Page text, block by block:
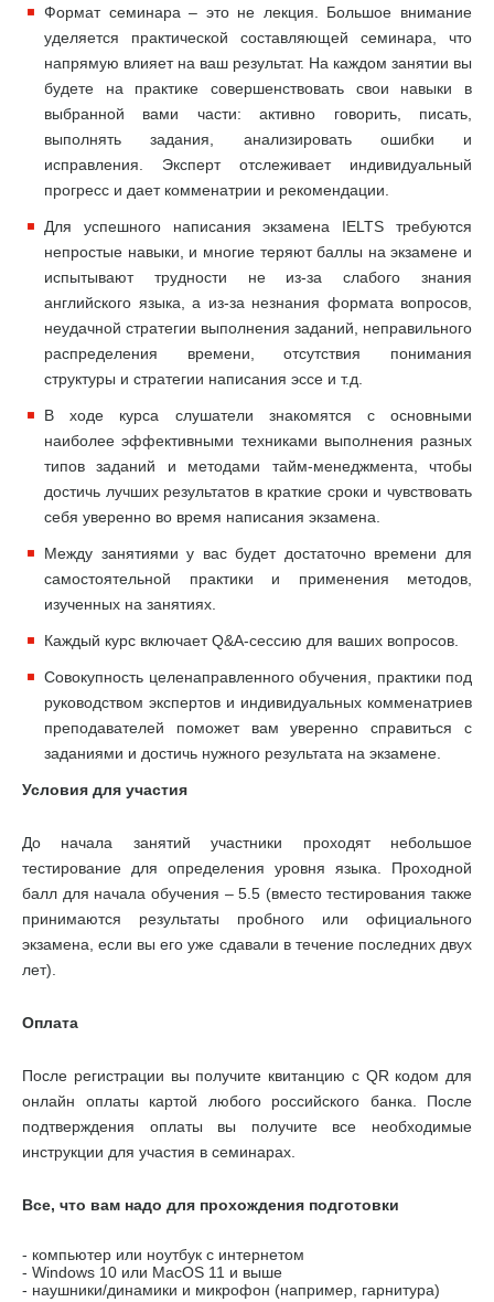
Формат семинара – это не лекция. Большое внимание
уделяется практической составляющей семинара, что
напрямую влияет на ваш результат. На каждом занятии вы
будете на практике совершенствовать свои навыки в
выбранной вами части: активно говорить, писать,
выполнять задания, анализировать ошибки и
исправления. Эксперт отслеживает индивидуальный
прогресс и дает комменатрии и рекомендации.
Для успешного написания экзамена IELTS требуются
непростые навыки, и многие теряют баллы на экзамене и
испытывают трудности не из-за слабого знания
английского языка, а из-за незнания формата вопросов,
неудачной стратегии выполнения заданий, неправильного
распределения времени, отсутствия понимания
структуры и стратегии написания эссе и т.д.
В ходе курса слушатели знакомятся с основными
наиболее эффективными техниками выполнения разных
типов заданий и методами тайм-менеджмента, чтобы
достичь лучших результатов в краткие сроки и чувствовать
себя уверенно во время написания экзамена.
Между занятиями у вас будет достаточно времени для
самостоятельной практики и применения методов,
изученных на занятиях.
Каждый курс включает Q&A-сессию для ваших вопросов.
Совокупность целенаправленного обучения, практики под
руководством экспертов и индивидуальных комменатриев
преподавателей поможет вам уверенно справиться с
заданиями и достичь нужного результата на экзамене.
Условия для участия
До начала занятий участники проходят небольшое
тестирование для определения уровня языка. Проходной
балл для начала обучения – 5.5 (вместо тестирования также
принимаются результаты пробного или официального
экзамена, если вы его уже сдавали в течение последних двух
лет).
Оплата
После регистрации вы получите квитанцию с QR кодом для
онлайн оплаты картой любого российского банка. После
подтверждения оплаты вы получите все необходимые
инструкции для участия в семинарах.
Все, что вам надо для прохождения подготовки
- компьютер или ноутбук с интернетом
- Windows 10 или MacOS 11 и выше
- наушники/динамики и микрофон (например, гарнитура)